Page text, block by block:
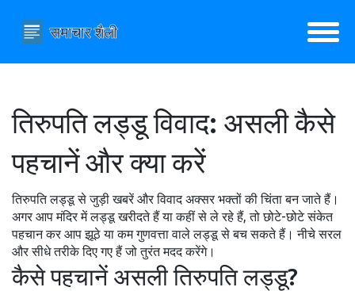
तिरुपति लड्डू विवाद: असली कैसे
पहचानें और क्या करें
तिरुपति लड्डू से जुड़ी खबरें और विवाद अक्सर भक्तों की चिंता बन जाते हैं।
अगर आप मंदिर में लड्डू खरीदते हैं या कहीं से ले रहे हैं, तो छोटे-छोटे संकेत
पहचान कर आप झूठे या कम गुणवत्ता वाले लड्डू से बच सकते हैं। नीचे सरल
और सीधे तरीके दिए गए हैं जो तुरंत मदद करेंगे।
कैसे पहचानें असली तिरुपति लड्डू?